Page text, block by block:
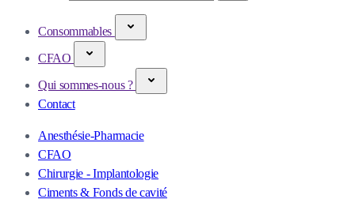
Consommables
CFAO
Qui sommes-nous ?
Contact
Anesthésie-Pharmacie
CFAO
Chirurgie - Implantologie
Ciments & Fonds de cavité